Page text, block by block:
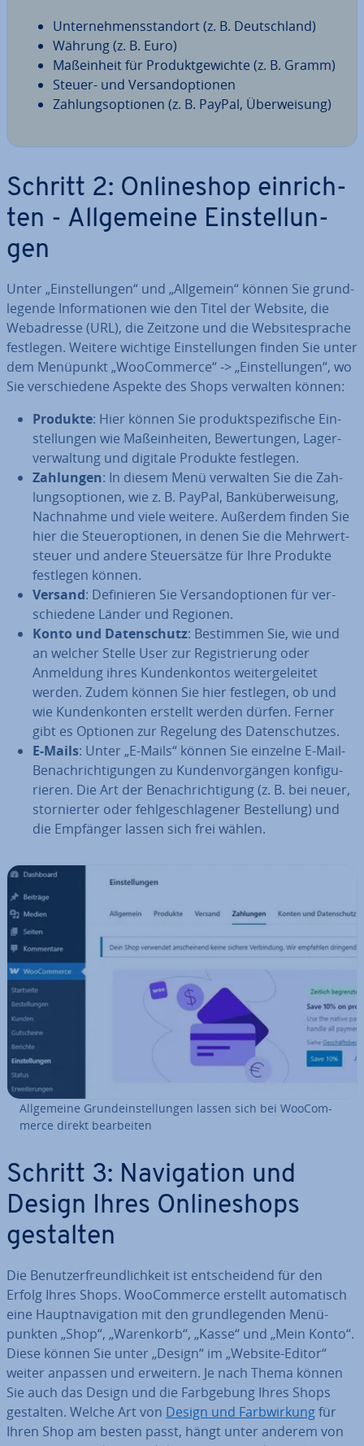
Un­ter­neh­mens­stand­ort (z. B. Deutsch­land)
Währung (z. B. Euro)
Maß­ein­heit für Pro­dukt­ge­wich­te (z. B. Gramm)
Steuer- und Ver­sand­op­tio­nen
Zah­lungs­op­tio­nen (z. B. PayPal, Über­wei­sung)
Schritt 2: On­line­shop ein­rich­
ten - All­ge­mei­ne Ein­stel­lun­
gen
Unter „Ein­stel­lun­gen“ und „Allgemein“ können Sie grund­
le­gen­de In­for­ma­tio­nen wie den Titel der Website, die
Web­adres­se (URL), die Zeitzone und die Web­site­spra­che
festlegen. Weitere wichtige Ein­stel­lun­gen finden Sie unter
dem Menüpunkt „Woo­Com­mer­ce“ -> „Ein­stel­lun­gen“, wo
Sie ver­schie­de­ne Aspekte des Shops verwalten können:
Produkte: Hier können Sie pro­dukt­spe­zi­fi­sche Ein­
stel­lun­gen wie Maß­ein­hei­ten, Be­wer­tun­gen, La­ger­
ver­wal­tung und digitale Produkte festlegen.
Zahlungen: In diesem Menü verwalten Sie die Zah­
lungs­op­tio­nen, wie z. B. PayPal, Bank­über­wei­sung,
Nachnahme und viele weitere. Außerdem finden Sie
hier die Steu­er­op­tio­nen, in denen Sie die Mehr­wert­
steu­er und andere Steu­er­sät­ze für Ihre Produkte
festlegen können.
Versand: De­fi­nie­ren Sie Ver­sand­op­tio­nen für ver­
schie­de­ne Länder und Regionen.
Konto und Da­ten­schutz: Bestimmen Sie, wie und
an welcher Stelle User zur Re­gis­trie­rung oder
Anmeldung ihres Kun­den­kon­tos wei­ter­ge­lei­tet
werden. Zudem können Sie hier festlegen, ob und
wie Kun­den­kon­ten erstellt werden dürfen. Ferner
gibt es Optionen zur Regelung des Da­ten­schut­zes.
E-Mails: Unter „E-Mails“ können Sie einzelne E-Mail-
Be­nach­rich­ti­gun­gen zu Kun­den­vor­gän­gen kon­fi­gu­
rie­ren. Die Art der Be­nach­rich­ti­gung (z. B. bei neuer,
stor­nier­ter oder fehl­ge­schla­ge­ner Be­stel­lung) und
die Empfänger lassen sich frei wählen.
All­ge­mei­ne Grund­ein­stel­lun­gen lassen sich bei Woo­Com­
mer­ce direkt be­ar­bei­ten
Schritt 3: Na­vi­ga­ti­on und
Design Ihres On­line­shops
gestalten
Die Be­nut­zer­freund­lich­keit ist ent­schei­dend für den
Erfolg Ihres Shops. Woo­Com­mer­ce erstellt au­to­ma­tisch
eine Haupt­na­vi­ga­ti­on mit den grund­le­gen­den Me­nü­
punk­ten „Shop“, „Warenkorb“, „Kasse“ und „Mein Konto“.
Diese können Sie unter „Design“ im „Website-Editor“
weiter anpassen und erweitern. Je nach Thema können
Sie auch das Design und die Farb­ge­bung Ihres Shops
gestalten. Welche Art von Design und Farb­wir­kungfür
Ihren Shop am besten passt, hängt unter anderem von